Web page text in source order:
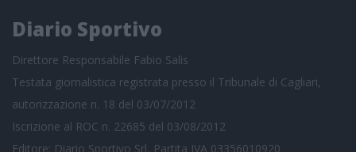
Diario Sportivo
Direttore Responsabile Fabio Salis
Testata giornalistica registrata presso il Tribunale di Cagliari,
autorizzazione n. 18 del 03/07/2012
Iscrizione al ROC n. 22685 del 03/08/2012
Editore: Diario Sportivo Srl, Partita IVA 03356010920